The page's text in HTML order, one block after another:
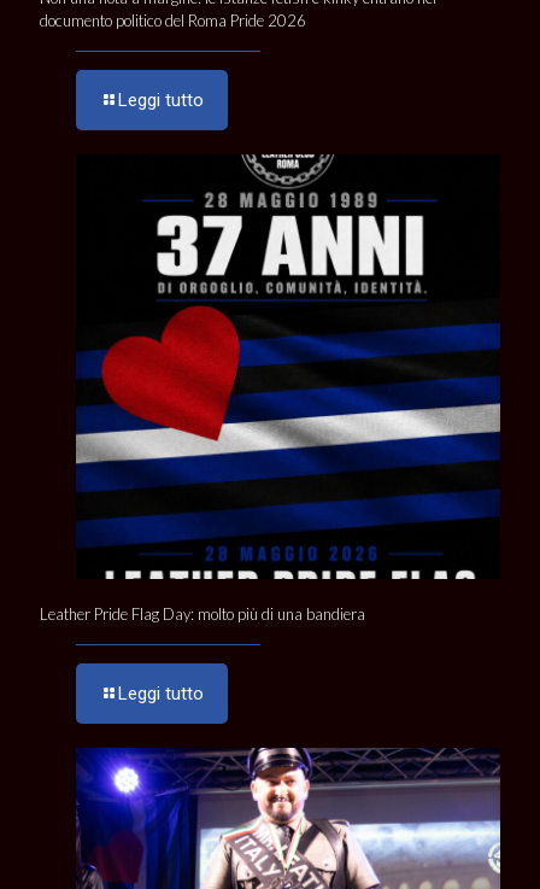
documento politico del Roma Pride 2026
Leggi tutto
Leather Pride Flag Day: molto più di una bandiera
Leggi tutto